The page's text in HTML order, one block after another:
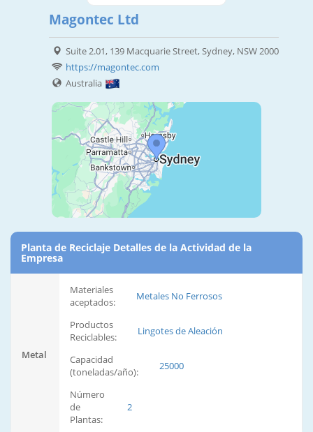
Magontec Ltd
Suite 2.01, 139 Macquarie Street, Sydney, NSW 2000
https://magontec.com
Australia
Planta de Reciclaje Detalles de la Actividad de la
Empresa
Metal
Materiales
aceptados:
Metales No Ferrosos
Productos
Reciclables:
Lingotes de Aleación
Capacidad
(toneladas/año):
25000
Número
de
Plantas:
2